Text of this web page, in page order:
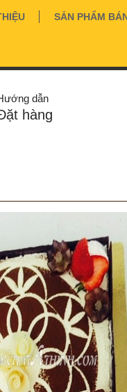
SẢN PHẨM
dẫn
hàng